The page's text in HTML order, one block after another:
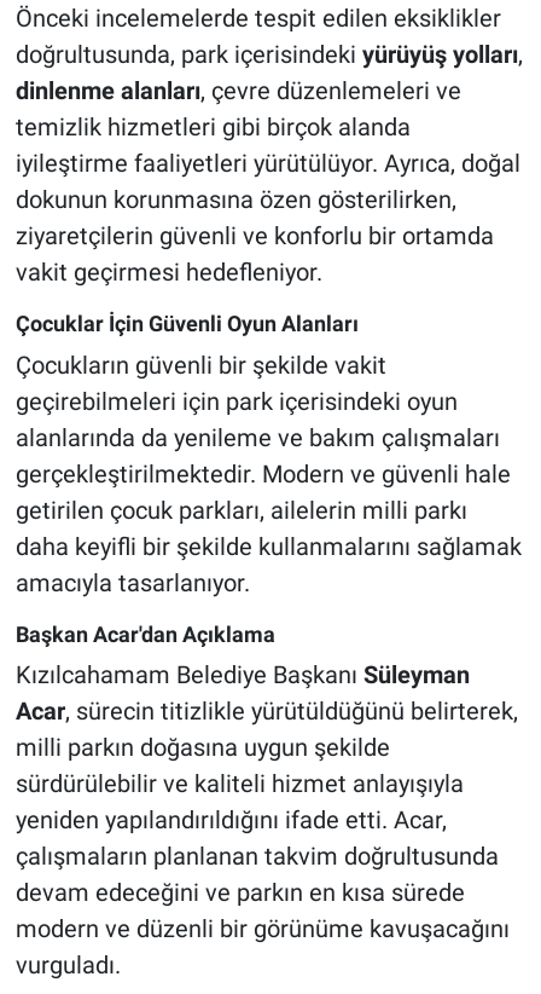
Önceki incelemelerde tespit edilen eksiklikler
doğrultusunda, park içerisindeki yürüyüş yolları,
dinlenme alanları, çevre düzenlemeleri ve
temizlik hizmetleri gibi birçok alanda
iyileştirme faaliyetleri yürütülüyor. Ayrıca, doğal
dokunun korunmasına özen gösterilirken,
ziyaretçilerin güvenli ve konforlu bir ortamda
vakit geçirmesi hedefleniyor.
Çocuklar İçin Güvenli Oyun Alanları
Çocukların güvenli bir şekilde vakit
geçirebilmeleri için park içerisindeki oyun
alanlarında da yenileme ve bakım çalışmaları
gerçekleştirilmektedir. Modern ve güvenli hale
getirilen çocuk parkları, ailelerin milli parkı
daha keyifli bir şekilde kullanmalarını sağlamak
amacıyla tasarlanıyor.
Başkan Acar'dan Açıklama
Kızılcahamam Belediye Başkanı Süleyman
Acar, sürecin titizlikle yürütüldüğünü belirterek,
milli parkın doğasına uygun şekilde
sürdürülebilir ve kaliteli hizmet anlayışıyla
yeniden yapılandırıldığını ifade etti. Acar,
çalışmaların planlanan takvim doğrultusunda
devam edeceğini ve parkın en kısa sürede
modern ve düzenli bir görünüme kavuşacağını
vurguladı.